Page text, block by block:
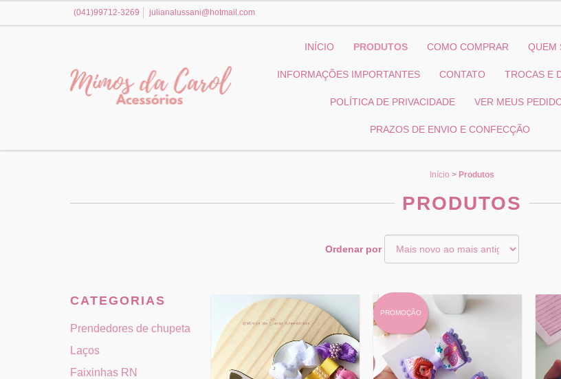
(041)99712-3269 julianalussani@hotmail.com
INÍCIO PRODUTOS COMO COMPRAR QUEM
INFORMAÇÕES IMPORTANTES CONTATO TROCAS E
POLÍTICA DE PRIVACIDADE VER MEUS
PRAZOS DE ENVIO E CONFECÇÃO
Início > Produtos
PRODUTOS
Ordenar por
CATEGORIAS
Prendedores de chupeta
Laços
Faixinhas RN
PROMOÇÃO